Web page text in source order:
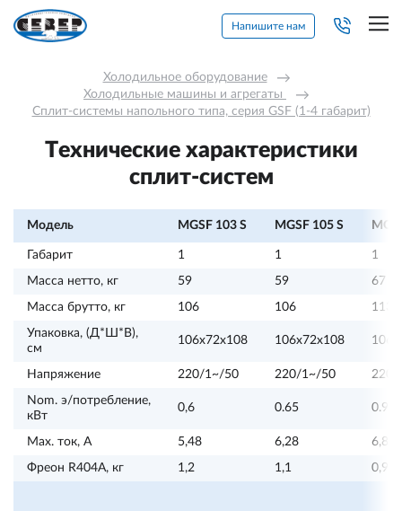
Напишите нам
Холодильное оборудование →
Холодильные машины и агрегаты →
Сплит-системы напольного типа, серия GSF (1-4 габарит)
Технические характеристики
сплит-систем
Модель MGSF 103 S MGSF 105 S
Габарит 1 1 1
Масса нетто, кг 59 59 67
Масса брутто, кг 106 106 113
Упаковка, (Д*Ш*В),
см
106х72х108 106х72х108
Напряжение 220/1~/50 220/1~/50 220/
Nom. э/потребление,
кВт
0,6 0.65 0.95
Max. ток, А 5,48 6,28 6,88
Фреон R404А, кг 1,2 1,1 0,9